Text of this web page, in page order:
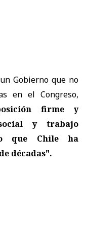
Gobierno que no
en el Congreso,
firme y
y trabajo
que Chile ha
décadas".